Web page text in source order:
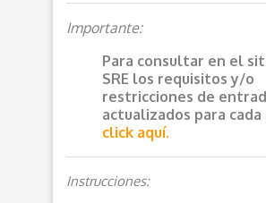
Importante:
Para consultar en el
SRE los requisitos y/o
restricciones de
actualizados para cada
click aquí.
Instrucciones: